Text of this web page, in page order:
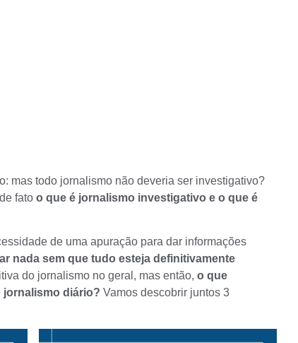
mas todo jornalismo não deveria ser investigativo?
fato o que é jornalismo investigativo e o que é
de uma apuração para dar informações
nada sem que tudo esteja definitivamente
do jornalismo no geral, mas então, o que
diário? Vamos descobrir juntos 3